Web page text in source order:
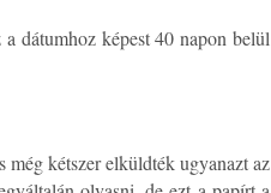
dátumhoz képest 40 napon belül
kétszer elküldték ugyanazt az